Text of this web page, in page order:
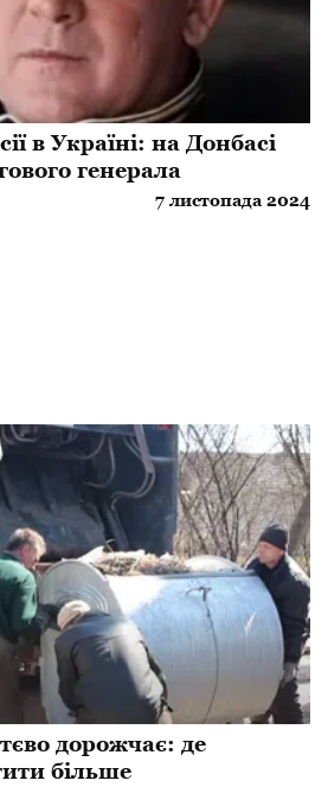
в Україні: на Донбасі
генерала
7 листопада 2024
дорожчає: де
більше